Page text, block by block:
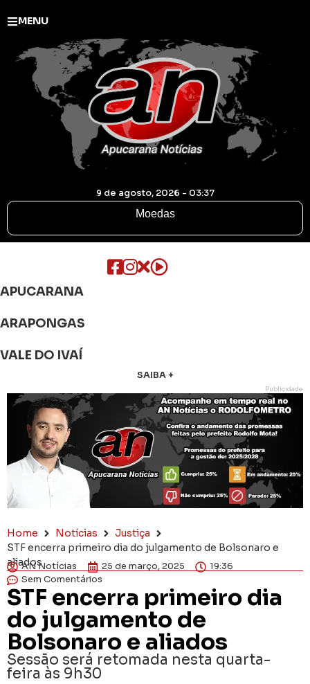
MENU
9 de agosto, 2026 - 03:37
Moedas
APUCARANA
ARAPONGAS
VALE DO IVAÍ
SAIBA +
Publicidade
Home Notícias
Justiça
STF encerra primeiro dia do julgamento de Bolsonaro e
aliados
AN Notícias 25 de março, 2025
19:36
Sem Comentários
STF encerra primeiro dia
do julgamento de
Bolsonaro e aliados
Sessão será retomada nesta quarta-
feira às 9h30